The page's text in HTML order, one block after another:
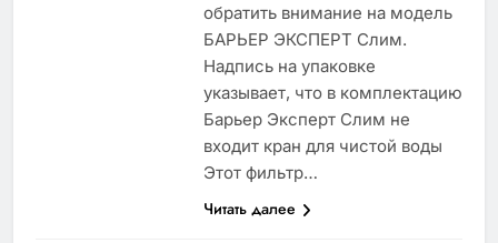
обратить внимание на модель
БАРЬЕР ЭКСПЕРТ Слим.
Надпись на упаковке
указывает, что в комплектацию
Барьер Эксперт Слим не
входит кран для чистой воды
Этот фильтр…
Читать далее